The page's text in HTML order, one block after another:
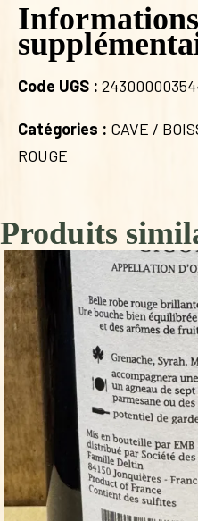
Informations
Code UGS :
Catégories : CAVE /
ROUGE
Produits